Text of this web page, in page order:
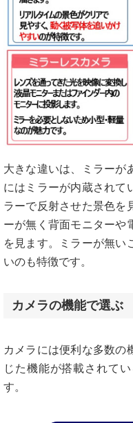
大きな違いは、ミラーが
にはミラーが内蔵されて
ラーで反射させた景色を
ーが無く背面モニターや
を見ます。ミラーが無い
いのも特徴です。
カメラの機能で選ぶ
カメラには便利な多数の
じた機能が搭載されて
す。